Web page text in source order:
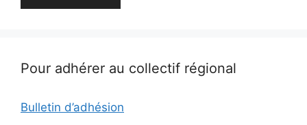
Pour adhérer au collectif régional
Bulletin d’adhésion